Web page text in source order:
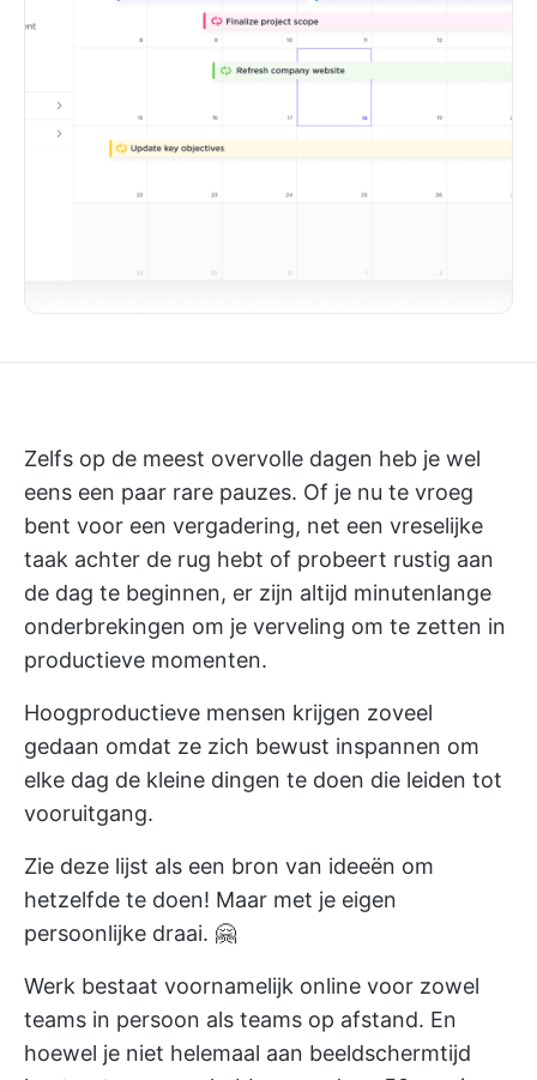
Zelfs op de meest overvolle dagen heb je wel
eens een paar rare pauzes. Of je nu te vroeg
bent voor een vergadering, net een vreselijke
taak achter de rug hebt of probeert rustig aan
de dag te beginnen, er zijn altijd minutenlange
onderbrekingen om je verveling om te zetten in
productieve momenten.
Hoogproductieve mensen krijgen zoveel
gedaan omdat ze zich bewust inspannen om
elke dag de kleine dingen te doen die leiden tot
vooruitgang.
Zie deze lijst als een bron van ideeën om
hetzelfde te doen! Maar met je eigen
persoonlijke draai. 🤗
Werk bestaat voornamelijk online voor zowel
teams in persoon als teams op afstand. En
hoewel je niet helemaal aan beeldschermtijd